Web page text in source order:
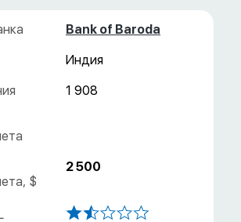
Bank of Baroda
Индия
1 908
2 500